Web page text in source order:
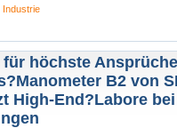
Industrie
für höchste
B2 von
High-End?Labore bei